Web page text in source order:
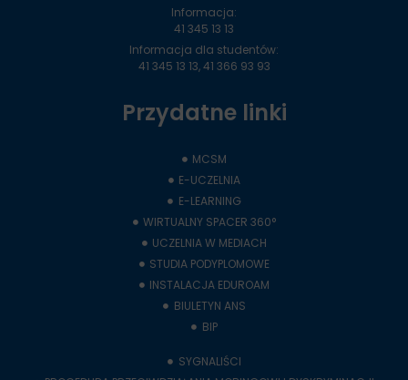
Informacja:
41 345 13 13
Informacja dla studentów:
41 345 13 13, 41 366 93 93
Przydatne linki
MCSM
E-UCZELNIA
E-LEARNING
WIRTUALNY SPACER 360°
UCZELNIA W MEDIACH
STUDIA PODYPLOMOWE
INSTALACJA EDUROAM
BIULETYN ANS
BIP
SYGNALIŚCI